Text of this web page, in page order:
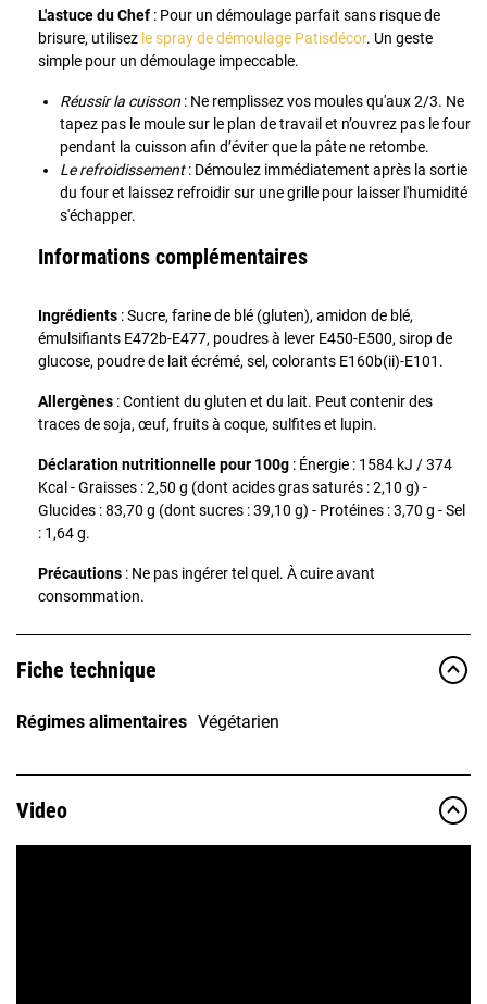
L'astuce du Chef : Pour un démoulage parfait sans risque de
brisure, utilisez le spray de démoulage Patisdécor. Un geste
simple pour un démoulage impeccable.
Réussir la cuisson : Ne remplissez vos moules qu'aux 2/3. Ne
tapez pas le moule sur le plan de travail et n’ouvrez pas le four
pendant la cuisson afin d’éviter que la pâte ne retombe.
Le refroidissement: Démoulez immédiatement après la sortie
du four et laissez refroidir sur une grille pour laisser l'humidité
s'échapper.
Informations complémentaires
Ingrédients : Sucre, farine de blé (gluten), amidon de blé,
émulsifiants E472b-E477, poudres à lever E450-E500, sirop de
glucose, poudre de lait écrémé, sel, colorants E160b(ii)-E101.
Allergènes : Contient du gluten et du lait. Peut contenir des
traces de soja, œuf, fruits à coque, sulfites et lupin.
Déclaration nutritionnelle pour 100g : Énergie : 1584 kJ / 374
Kcal - Graisses : 2,50 g (dont acides gras saturés : 2,10 g) -
Glucides : 83,70 g (dont sucres : 39,10 g) - Protéines : 3,70 g - Sel
: 1,64 g.
Précautions : Ne pas ingérer tel quel. À cuire avant
consommation.
Fiche technique
Régimes alimentaires Végétarien
Video